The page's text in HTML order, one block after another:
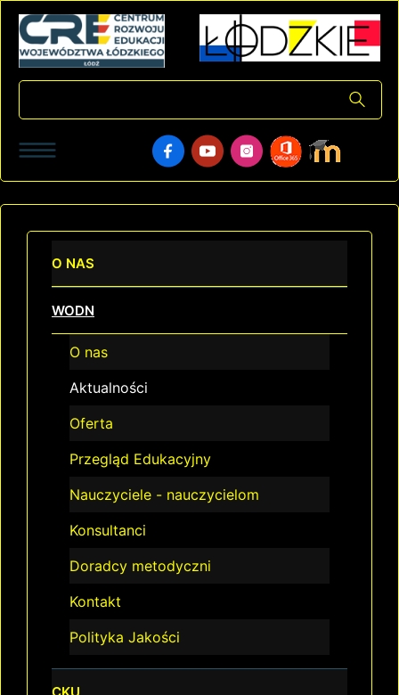
O NAS
WODN
O nas
Aktualności
Oferta
Przegląd Edukacyjny
Nauczyciele - nauczycielom
Konsultanci
Doradcy metodyczni
Kontakt
Polityka Jakości